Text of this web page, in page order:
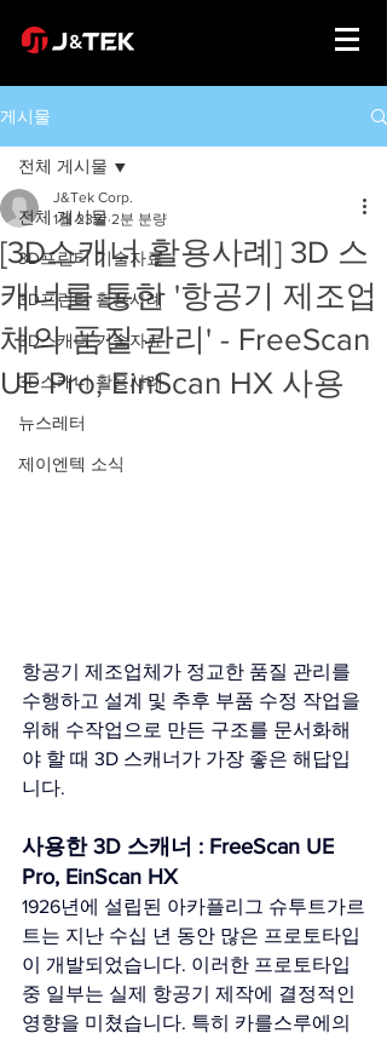
게시물
전체 게시물
3D프린터 기술자료
3D프린터 활용사례
3D스캐너 기술자료
3D스캐너 활용사례
뉴스레터
제이엔텍 소식
전체 게시물
[3D스캐너 활용사례] 3D 스
캐너를 통한 '항공기 제조업
체의 품질 관리' - FreeScan
UE Pro, EinScan HX 사용
J&Tek Corp.
1월 23일 2분 분량
항공기 제조업체가 정교한 품질 관리를
수행하고 설계 및 추후 부품 수정 작업을
위해 수작업으로 만든 구조를 문서화해
야 할 때 3D 스캐너가 가장 좋은 해답입
니다.
사용한 3D 스캐너 : FreeScan UE
Pro, EinScan HX
1926년에 설립된 아카플리그 슈투트가르
트는 지난 수십 년 동안 많은 프로토타입
이 개발되었습니다. 이러한 프로토타입
중 일부는 실제 항공기 제작에 결정적인
영향을 미쳤습니다. 특히 카를스루에의